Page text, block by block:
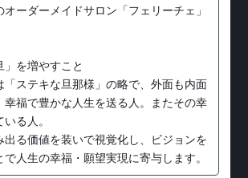
ーダーメイドサロン「フェリーチェ」
を増やすこと
「ステキな旦那様」の略で、外面も内面
幸福で豊かな人生を送る人。またその幸
る人。
出る価値を装いで視覚化し、ビジョンを
人生の幸福・願望実現に寄与します。